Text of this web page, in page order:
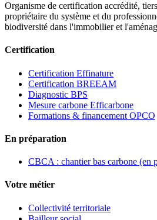
Organisme de certification accrédité,
propriétaire du système et du
biodiversité dans l'immobilier et
Certification
Certification Effinature
Certification BREEAM
Diagnostic BPS
Mesure carbone Efficarbone
Formations & financement OPCO
En préparation
CBCA : chantier bas carbone (en
Votre métier
Collectivité territoriale